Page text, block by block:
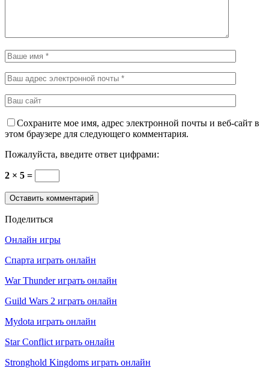
Сохраните мое имя, адрес электронной почты и веб-сайт в
этом браузере для следующего комментария.
Пожалуйста, введите ответ цифрами:
2 × 5 =
Поделиться
Онлайн игры
Спарта играть онлайн
War Thunder играть онлайн
Guild Wars 2 играть онлайн
Mydota играть онлайн
Star Conflict играть онлайн
Stronghold Kingdoms играть онлайн